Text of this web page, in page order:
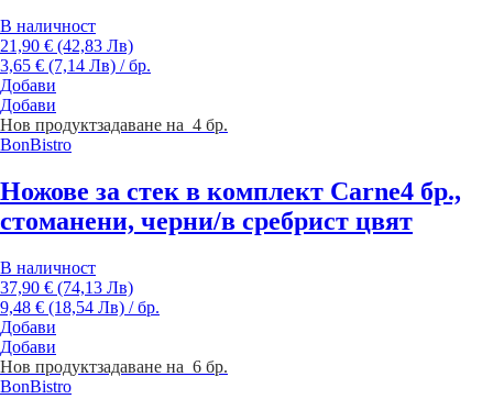
В наличност
21,90 € (42,83 Лв)
3,65 € (7,14 Лв) / бр.
Добави
Добави
Нов продуктзадаване на 4 бр.
BonBistro
Ножове за стек в комплект Carne4 бр.,
стоманени, черни/в сребрист цвят
В наличност
37,90 € (74,13 Лв)
9,48 € (18,54 Лв) / бр.
Добави
Добави
Нов продуктзадаване на 6 бр.
BonBistro